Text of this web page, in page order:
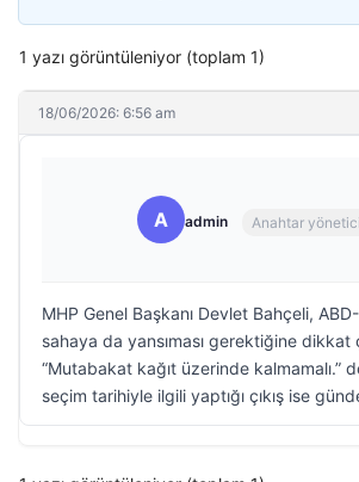
1 yazı görüntüleniyor (toplam 1)
18/06/2026: 6:56 am
A admin Anahtar yönetici
MHP Genel Başkanı Devlet Bahçeli, ABD-
sahaya da yansıması gerektiğine dikkat
“Mutabakat kağıt üzerinde kalmamalı.”
seçim tarihiyle ilgili yaptığı çıkış ise